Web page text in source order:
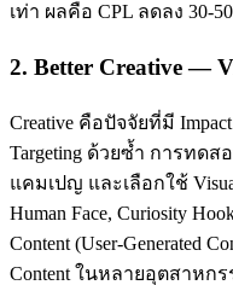
เท่า ผลคือ CPL ลดลง 30-
2. Better Creative —
Creative คือปัจจัยที่มี
Targeting ด้วยซ้ำ การทดส
แคมเปญ และเลือกใช้
Human Face, Curiosity
Content (User-Generated
Content ในหลายอุตสาหกร